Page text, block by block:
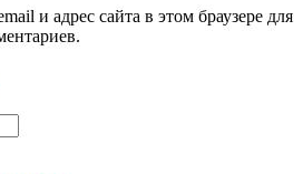
и адрес сайта в этом браузере для